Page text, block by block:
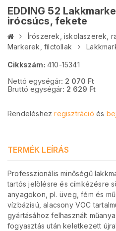
EDDING 52
irócsúcs, fekete
Írószerek, iskolaszerek,
Markerek, filctollak
Cikkszám: 410-15341
Nettó egységár: 2 070 Ft
Bruttó egységár: 2 629 Ft
Rendeléshezregisztráció és
TERMÉK LEÍRÁS
Professzionális minőségű
tartós jelölésre és címkézésre
anyagokon, pl. üveg, fém és
vízbázisú, alacsony VOC
gyártásához felhasznált
fogyasztás után keletkezett